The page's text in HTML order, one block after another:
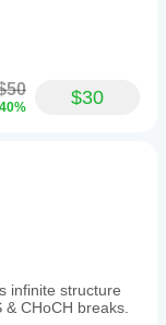
$30
infinite structure
CHoCH breaks.